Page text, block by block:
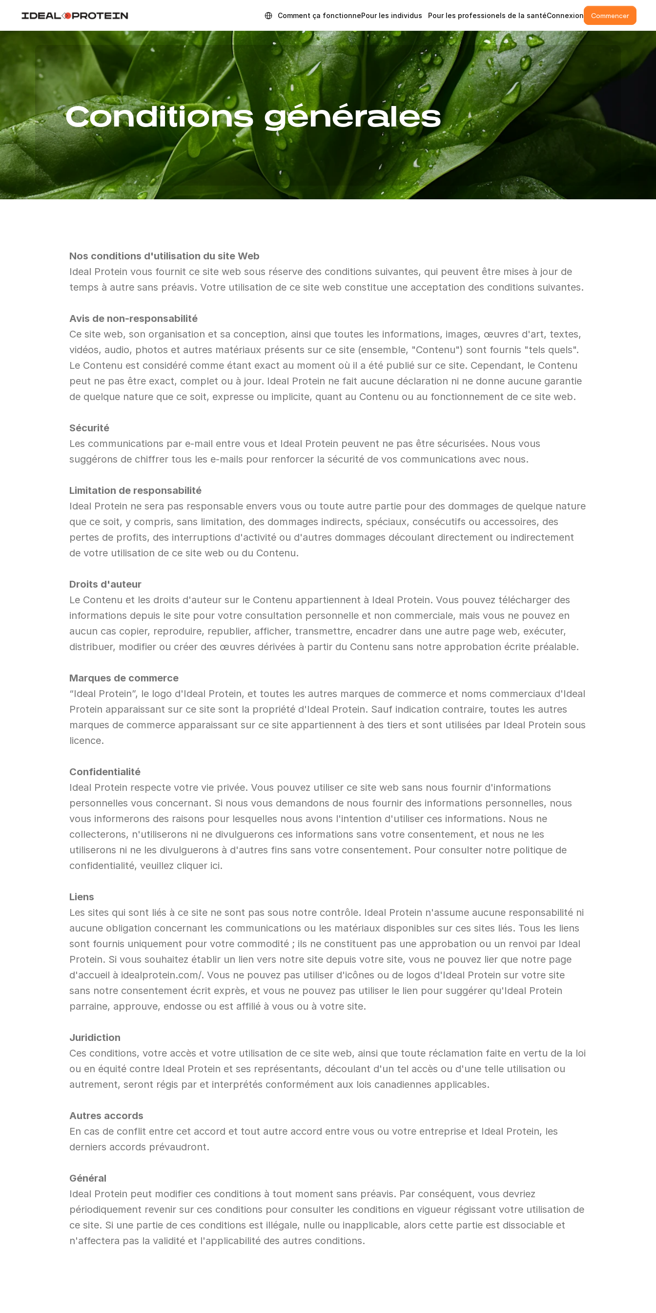
Comment ça fonctionnePour les individus Pour les professionels de la santéConnexion Commencer
Conditions générales
Nos conditions d'utilisation du site Web
Ideal Protein vous fournit ce site web sous réserve des conditions suivantes, qui peuvent être mises à jour de
temps à autre sans préavis. Votre utilisation de ce site web constitue une acceptation des conditions suivantes.
Avis de non-responsabilité
Ce site web, son organisation et sa conception, ainsi que toutes les informations, images, œuvres d'art, textes,
vidéos, audio, photos et autres matériaux présents sur ce site (ensemble, "Contenu") sont fournis "tels quels".
Le Contenu est considéré comme étant exact au moment où il a été publié sur ce site. Cependant, le Contenu
peut ne pas être exact, complet ou à jour. Ideal Protein ne fait aucune déclaration ni ne donne aucune garantie
de quelque nature que ce soit, expresse ou implicite, quant au Contenu ou au fonctionnement de ce site web.
Sécurité
Les communications par e-mail entre vous et Ideal Protein peuvent ne pas être sécurisées. Nous vous
suggérons de chiffrer tous les e-mails pour renforcer la sécurité de vos communications avec nous.
Limitation de responsabilité
Ideal Protein ne sera pas responsable envers vous ou toute autre partie pour des dommages de quelque nature
que ce soit, y compris, sans limitation, des dommages indirects, spéciaux, consécutifs ou accessoires, des
pertes de profits, des interruptions d'activité ou d'autres dommages découlant directement ou indirectement
de votre utilisation de ce site web ou du Contenu.
Droits d'auteur
Le Contenu et les droits d'auteur sur le Contenu appartiennent à Ideal Protein. Vous pouvez télécharger des
informations depuis le site pour votre consultation personnelle et non commerciale, mais vous ne pouvez en
aucun cas copier, reproduire, republier, afficher, transmettre, encadrer dans une autre page web, exécuter,
distribuer, modifier ou créer des œuvres dérivées à partir du Contenu sans notre approbation écrite préalable.
Marques de commerce
“Ideal Protein”, le logo d'Ideal Protein, et toutes les autres marques de commerce et noms commerciaux d'Ideal
Protein apparaissant sur ce site sont la propriété d'Ideal Protein. Sauf indication contraire, toutes les autres
marques de commerce apparaissant sur ce site appartiennent à des tiers et sont utilisées par Ideal Protein sous
licence.
Confidentialité
Ideal Protein respecte votre vie privée. Vous pouvez utiliser ce site web sans nous fournir d'informations
personnelles vous concernant. Si nous vous demandons de nous fournir des informations personnelles, nous
vous informerons des raisons pour lesquelles nous avons l'intention d'utiliser ces informations. Nous ne
collecterons, n'utiliserons ni ne divulguerons ces informations sans votre consentement, et nous ne les
utiliserons ni ne les divulguerons à d'autres fins sans votre consentement. Pour consulter notre politique de
confidentialité, veuillez cliquer ici.
Liens
Les sites qui sont liés à ce site ne sont pas sous notre contrôle. Ideal Protein n'assume aucune responsabilité ni
aucune obligation concernant les communications ou les matériaux disponibles sur ces sites liés. Tous les liens
sont fournis uniquement pour votre commodité ; ils ne constituent pas une approbation ou un renvoi par Ideal
Protein. Si vous souhaitez établir un lien vers notre site depuis votre site, vous ne pouvez lier que notre page
d'accueil à idealprotein.com/. Vous ne pouvez pas utiliser d'icônes ou de logos d'Ideal Protein sur votre site
sans notre consentement écrit exprès, et vous ne pouvez pas utiliser le lien pour suggérer qu'Ideal Protein
parraine, approuve, endosse ou est affilié à vous ou à votre site.
Juridiction
Ces conditions, votre accès et votre utilisation de ce site web, ainsi que toute réclamation faite en vertu de la loi
ou en équité contre Ideal Protein et ses représentants, découlant d'un tel accès ou d'une telle utilisation ou
autrement, seront régis par et interprétés conformément aux lois canadiennes applicables.
Autres accords
En cas de conflit entre cet accord et tout autre accord entre vous ou votre entreprise et Ideal Protein, les
derniers accords prévaudront.
Général
Ideal Protein peut modifier ces conditions à tout moment sans préavis. Par conséquent, vous devriez
périodiquement revenir sur ces conditions pour consulter les conditions en vigueur régissant votre utilisation de
ce site. Si une partie de ces conditions est illégale, nulle ou inapplicable, alors cette partie est dissociable et
n'affectera pas la validité et l'applicabilité des autres conditions.